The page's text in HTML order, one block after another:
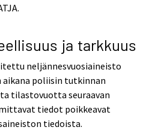
ja tarkkuus
neljännesvuosiaineisto
poliisin tutkinnan
tilastovuotta seuraavan
tiedot poikkeavat
tiedoista.